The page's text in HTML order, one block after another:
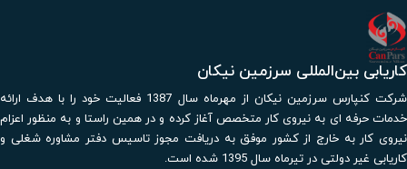
کاریابی بین‌المللی سرزمین نیکان
شرکت کنپارس سرزمین نیکان از مهرماه سال 1387 فعالیت خود را با هدف ارائه
خدمات حرفه ای به نیروی کار متخصص آغاز کرده و در همین راستا و به منظور اعزام
نیروی کار به خارج از کشور موفق به دریافت مجوز تاسیس دفتر مشاوره شغلی و
کاریابی غیر دولتی در تیرماه سال 1395 شده است.